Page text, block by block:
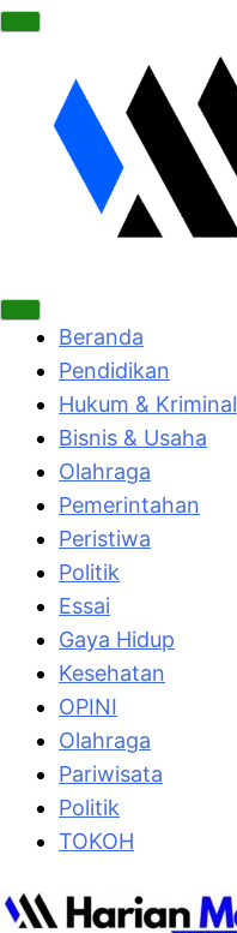
Beranda
Pendidikan
Hukum & Kriminal
Bisnis & Usaha
Olahraga
Pemerintahan
Peristiwa
Politik
Essai
Gaya Hidup
Kesehatan
OPINI
Olahraga
Pariwisata
Politik
TOKOH